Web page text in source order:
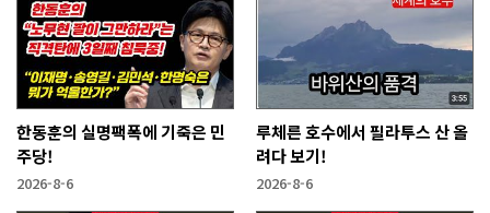
한동훈의 실명팩폭에 기죽은 민
주당!
2026-8-6
루체른 호수에서 필라투스 산 올
려다 보기!
2026-8-6